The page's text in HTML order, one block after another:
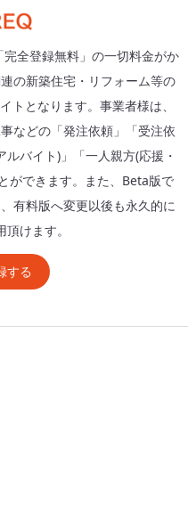
完全登録無料」の一切料金がか
の新築住宅・リフォーム等の
トとなります。事業者様は、
などの「発注依頼」「受注依
バイト)」「一人親方(応援・
ができます。また、Beta版で
有料版へ変更以後も永久的に
けます。
する